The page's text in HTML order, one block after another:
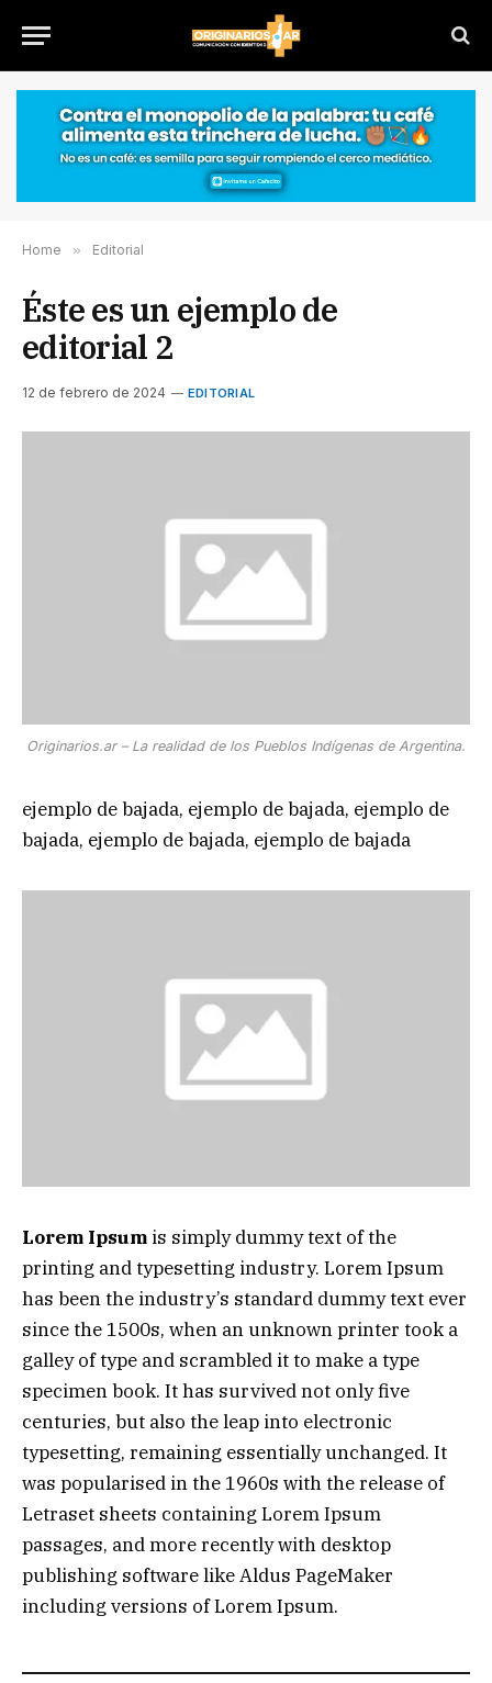
Home » Editorial
Éste es un ejemplo de
editorial 2
12 de febrero de 2024 EDITORIAL
Originarios.ar – La realidad de los Pueblos Indígenas de Argentina.
ejemplo de bajada, ejemplo de bajada, ejemplo de
bajada, ejemplo de bajada, ejemplo de bajada
Lorem Ipsum is simply dummy text of the
printing and typesetting industry. Lorem Ipsum
has been the industry’s standard dummy text ever
since the 1500s, when an unknown printer took a
galley of type and scrambled it to make a type
specimen book. It has survived not only five
centuries, but also the leap into electronic
typesetting, remaining essentially unchanged. It
was popularised in the 1960s with the release of
Letraset sheets containing Lorem Ipsum
passages, and more recently with desktop
publishing software like Aldus PageMaker
including versions of Lorem Ipsum.